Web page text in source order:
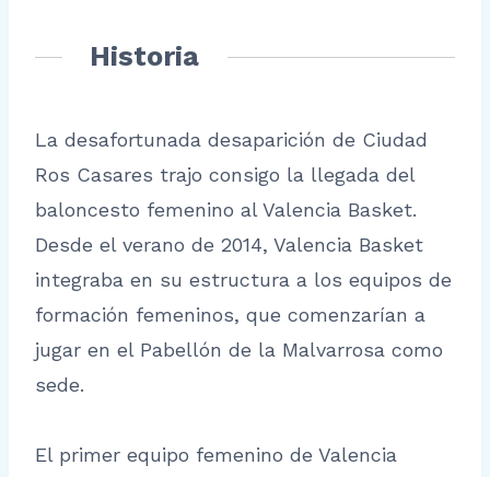
Historia
La desafortunada desaparición de Ciudad
Ros Casares trajo consigo la llegada del
baloncesto femenino al Valencia Basket.
Desde el verano de 2014, Valencia Basket
integraba en su estructura a los equipos de
formación femeninos, que comenzarían a
jugar en el Pabellón de la Malvarrosa como
sede.
El primer equipo femenino de Valencia